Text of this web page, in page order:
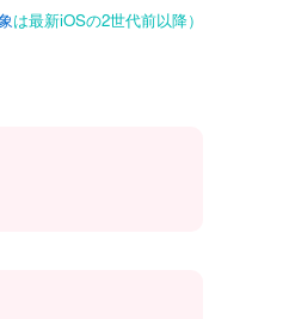
は最新iOSの2世代前以降）